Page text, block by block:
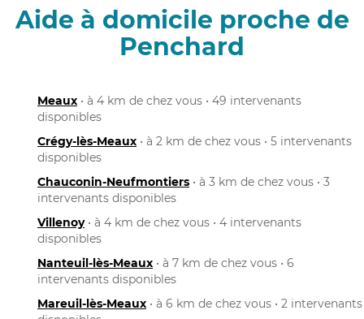
Aide à domicile proche de
Penchard
Meaux • à 4 km de chez vous • 49 intervenants
disponibles
Crégy-lès-Meaux • à 2 km de chez vous • 5 intervenants
disponibles
Chauconin-Neufmontiers • à 3 km de chez vous • 3
intervenants disponibles
Villenoy• à 4 km de chez vous • 4 intervenants
disponibles
Nanteuil-lès-Meaux • à 7 km de chez vous • 6
intervenants disponibles
Mareuil-lès-Meaux • à 6 km de chez vous • 2 intervenants